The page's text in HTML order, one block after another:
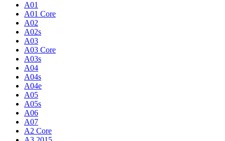
A01
A01 Core
A02
A02s
A03
A03 Core
A03s
A04
A04s
A04e
A05
A05s
A06
A07
A2 Core